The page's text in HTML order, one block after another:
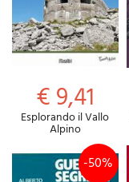
€ 9,41
Esplorando il Vallo
Alpino
-50%